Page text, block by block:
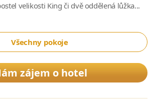
velikosti King či dvě oddělená lůžka...
Všechny pokoje
zájem o hotel